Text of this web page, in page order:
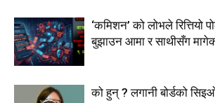
‘कमिशन’ को लोभले रित्तियो
बुझाउन आमा र साथीसँग
को हुन् ? लगानी बोर्डको